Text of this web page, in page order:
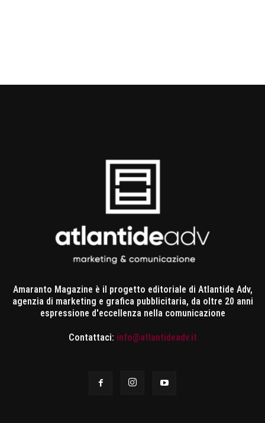
Amaranto Magazine è il progetto editoriale di Atlantide Adv,
agenzia di marketing e grafica pubblicitaria, da oltre 20 anni
espressione d'eccellenza nella comunicazione
Contattaci: info@atlantideadv.it